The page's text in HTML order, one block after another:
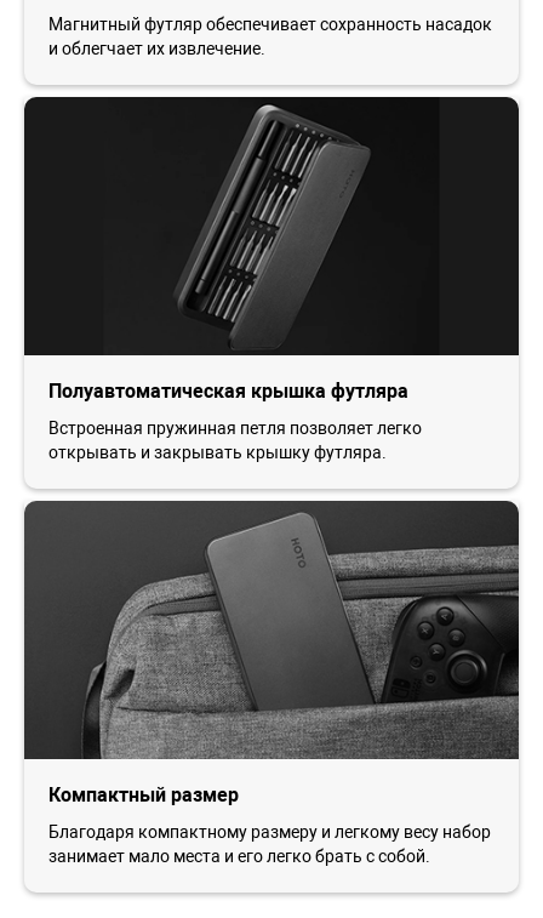
Магнитный футляр обеспечивает сохранность насадок
и облегчает их извлечение.
Полуавтоматическая крышка футляра
Встроенная пружинная петля позволяет легко
открывать и закрывать крышку футляра.
Компактный размер
Благодаря компактному размеру и легкому весу набор
занимает мало места и его легко брать с собой.